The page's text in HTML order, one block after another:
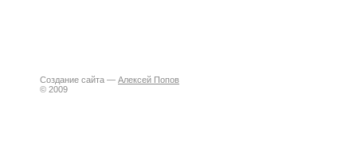
Создание сайта — Алексей Попов
© 2009